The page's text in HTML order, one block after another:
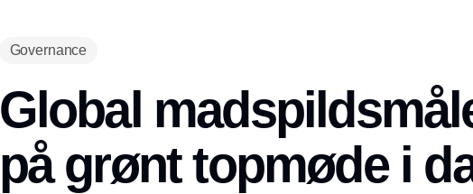
Governance
Global
på grønt topmøde i